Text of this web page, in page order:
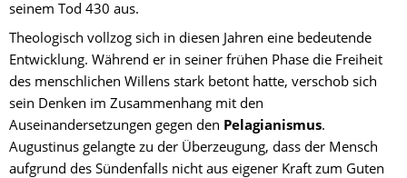
seinem Tod 430 aus.
Theologisch vollzog sich in diesen Jahren eine bedeutende
Entwicklung. Während er in seiner frühen Phase die Freiheit
des menschlichen Willens stark betont hatte, verschob sich
sein Denken im Zusammenhang mit den
Auseinandersetzungen gegen den Pelagianismus.
Augustinus gelangte zu der Überzeugung, dass der Mensch
aufgrund des Sündenfalls nicht aus eigener Kraft zum Guten